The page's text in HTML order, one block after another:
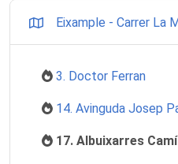
Eixample - Carrer La
3. Doctor Ferran
14. Avinguda Josep
17. Albuixarres